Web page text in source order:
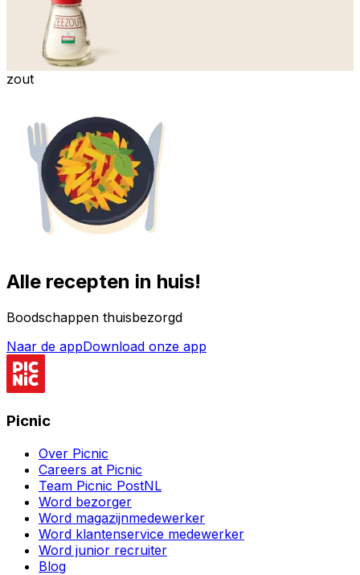
zout
Alle recepten in huis!
Boodschappen thuisbezorgd
Naar de appDownload onze app
Picnic
Over Picnic
Careers at Picnic
Team Picnic PostNL
Word bezorger
Word magazijnmedewerker
Word klantenservice medewerker
Word junior recruiter
Blog